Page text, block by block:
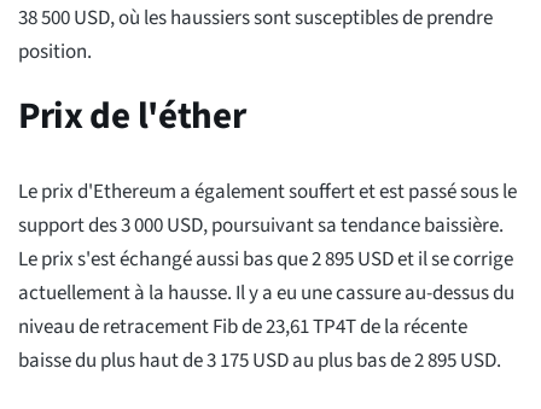
38 500 USD, où les haussiers sont susceptibles de prendre
position.
Prix de l'éther
Le prix d'Ethereum a également souffert et est passé sous le
support des 3 000 USD, poursuivant sa tendance baissière.
Le prix s'est échangé aussi bas que 2 895 USD et il se corrige
actuellement à la hausse. Il y a eu une cassure au-dessus du
niveau de retracement Fib de 23,61 TP4T de la récente
baisse du plus haut de 3 175 USD au plus bas de 2 895 USD.